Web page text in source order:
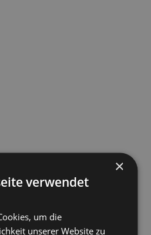
der Hoffnung in
×
verwendet
um die
unserer Website zu